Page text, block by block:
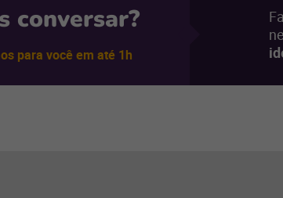
conversar?
para você em até 1h